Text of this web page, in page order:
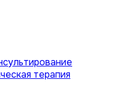
терапия